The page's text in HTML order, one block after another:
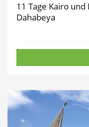
11 Tage Kairo
Dahabeya